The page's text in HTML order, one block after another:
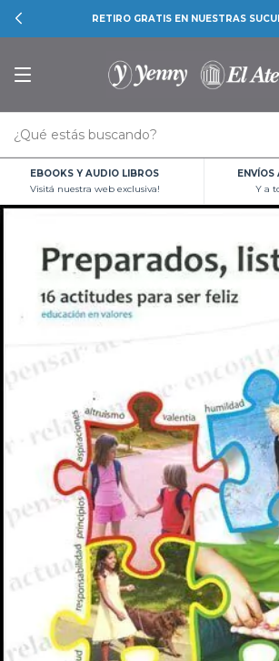
RETIRO GRATIS EN NUESTRAS
EBOOKS Y AUDIO LIBROS
Visitá nuestra web exclusiva!
Y a